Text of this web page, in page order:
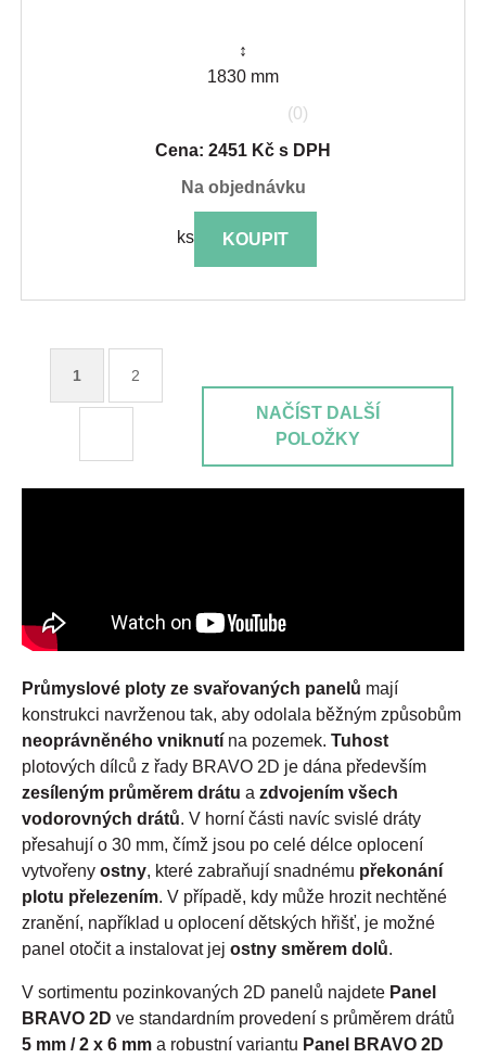
↕
1830 mm
(0)
Cena: 2451 Kč s DPH
na objednávku
ks KOUPIT
1 2
NAČÍST DALŠÍ
POLOŽKY
Průmyslové ploty ze svařovaných panelů mají
konstrukci navrženou tak, aby odolala běžným způsobům
neoprávněného vniknutí na pozemek. Tuhost
plotových dílců z řady BRAVO 2D je dána především
zesíleným průměrem drátu a zdvojením všech
vodorovných drátů. V horní části navíc svislé dráty
přesahují o 30 mm, čímž jsou po celé délce oplocení
vytvořeny ostny, které zabraňují snadnému překonání
plotu přelezením. V případě, kdy může hrozit nechtěné
zranění, například u oplocení dětských hřišť, je možné
panel otočit a instalovat jej ostny směrem dolů.
V sortimentu pozinkovaných 2D panelů najdete Panel
BRAVO 2D ve standardním provedení s průměrem drátů
5 mm / 2 x 6 mm a robustní variantu Panel BRAVO 2D